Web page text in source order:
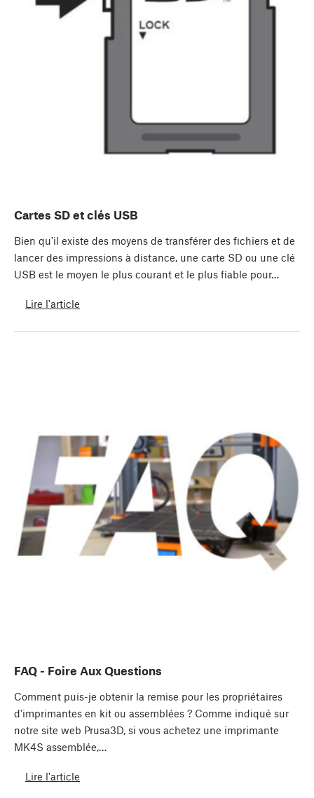
Cartes SD et clés USB
Bien qu'il existe des moyens de transférer des fichiers et de
lancer des impressions à distance, une carte SD ou une clé
USB est le moyen le plus courant et le plus fiable pour…
Lire l'article
FAQ - Foire Aux Questions
Comment puis-je obtenir la remise pour les propriétaires
d'imprimantes en kit ou assemblées ? Comme indiqué sur
notre site web Prusa3D, si vous achetez une imprimante
MK4S assemblée,…
Lire l'article